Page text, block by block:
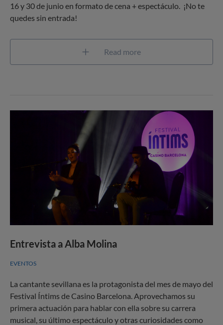
16 y 30 de junio en formato de cena + espectáculo. ¡No te
quedes sin entrada!
Read more
Entrevista a Alba Molina
EVENTOS
La cantante sevillana es la protagonista del mes de mayo del
Festival Íntims de Casino Barcelona. Aprovechamos su
primera actuación para hablar con ella sobre su carrera
musical, su último espectáculo y otras curiosidades como